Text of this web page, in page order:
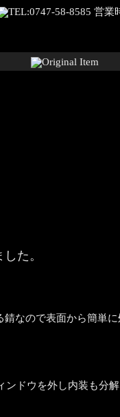
た。
錆なので表面から簡単
ドウを外し内装も分